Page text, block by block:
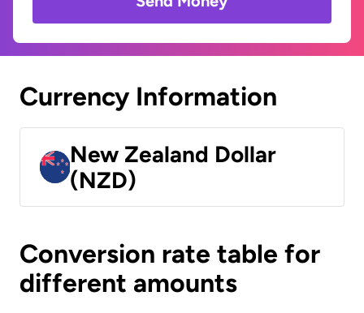
Currency Information
New Zealand Dollar
(NZD)
Conversion rate table for
different amounts